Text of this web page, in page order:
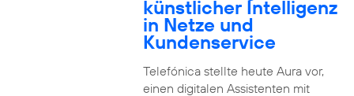
künstlicher Intelligenz
in Netze und
Kundenservice
Telefónica stellte heute Aura vor,
einen digitalen Assistenten mit